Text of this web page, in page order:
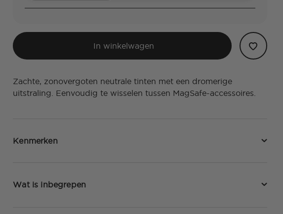
In winkelwagen
Zachte, zonovergoten neutrale tinten met een dromerige
uitstraling. Eenvoudig te wisselen tussen MagSafe-accessoires.
Kenmerken
Wat is inbegrepen